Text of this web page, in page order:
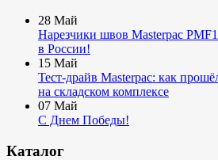
28 Май
Нарезчики швов Masterpac
в России!
15 Май
Тест-драйв Masterpac: как
на складском комплексе
07 Май
С Днем Победы!
Каталог